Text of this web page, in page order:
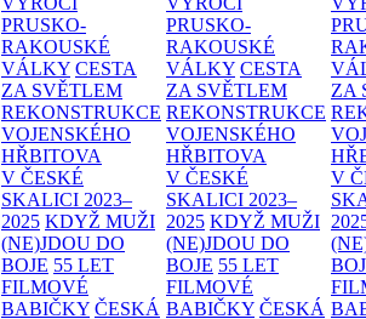
PRUSKO-
RAKOUSKÉ
VÁLKY CESTA
ZA SVĚTLEM
REKONSTRUKCE
VOJENSKÉHO
HŘBITOVA
V ČESKÉ
SKALICI 2023–
2025 KDYŽ MUŽI
(NE)JDOU DO
BOJE 55 LET
FILMOVÉ
BABIČKY ČESKÁ
PRUSKO-
RAKOUSKÉ
VÁLKY CESTA
ZA SVĚTLEM
REKONSTRUKCE
VOJENSKÉHO
HŘBITOVA
V ČESKÉ
SKALICI 2023–
2025 KDYŽ MUŽI
(NE)JDOU DO
BOJE 55 LET
FILMOVÉ
BABIČKY ČESKÁ
ZA
V